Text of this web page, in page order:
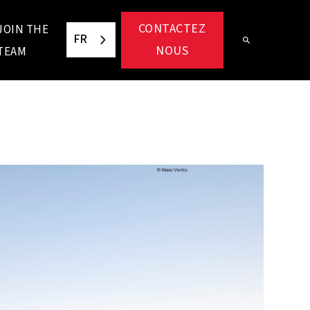
THE
FR
CONTACTEZ
NOUS